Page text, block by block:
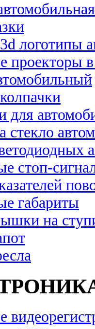
логотипы
проекторы
для
стекло
стоп-
габариты
на